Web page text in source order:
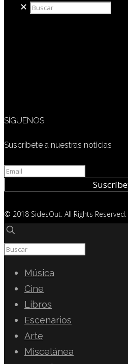
✕
SÍGUENOS
Suscríbete a nuestras noticias
© 2018 SidesOut. All Rights Reserved.
Música
Cine
Libros
Escenarios
Arte
Miscelánea